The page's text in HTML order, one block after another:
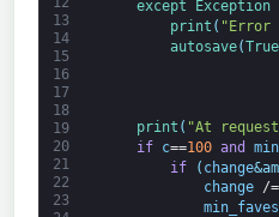
13
14
15
16
17
18
19
20
21
22
23
except
Exception
print ( "Error
autosave(True
print ( "At
if
c==100 and
if
( change
change
/=
min_faves